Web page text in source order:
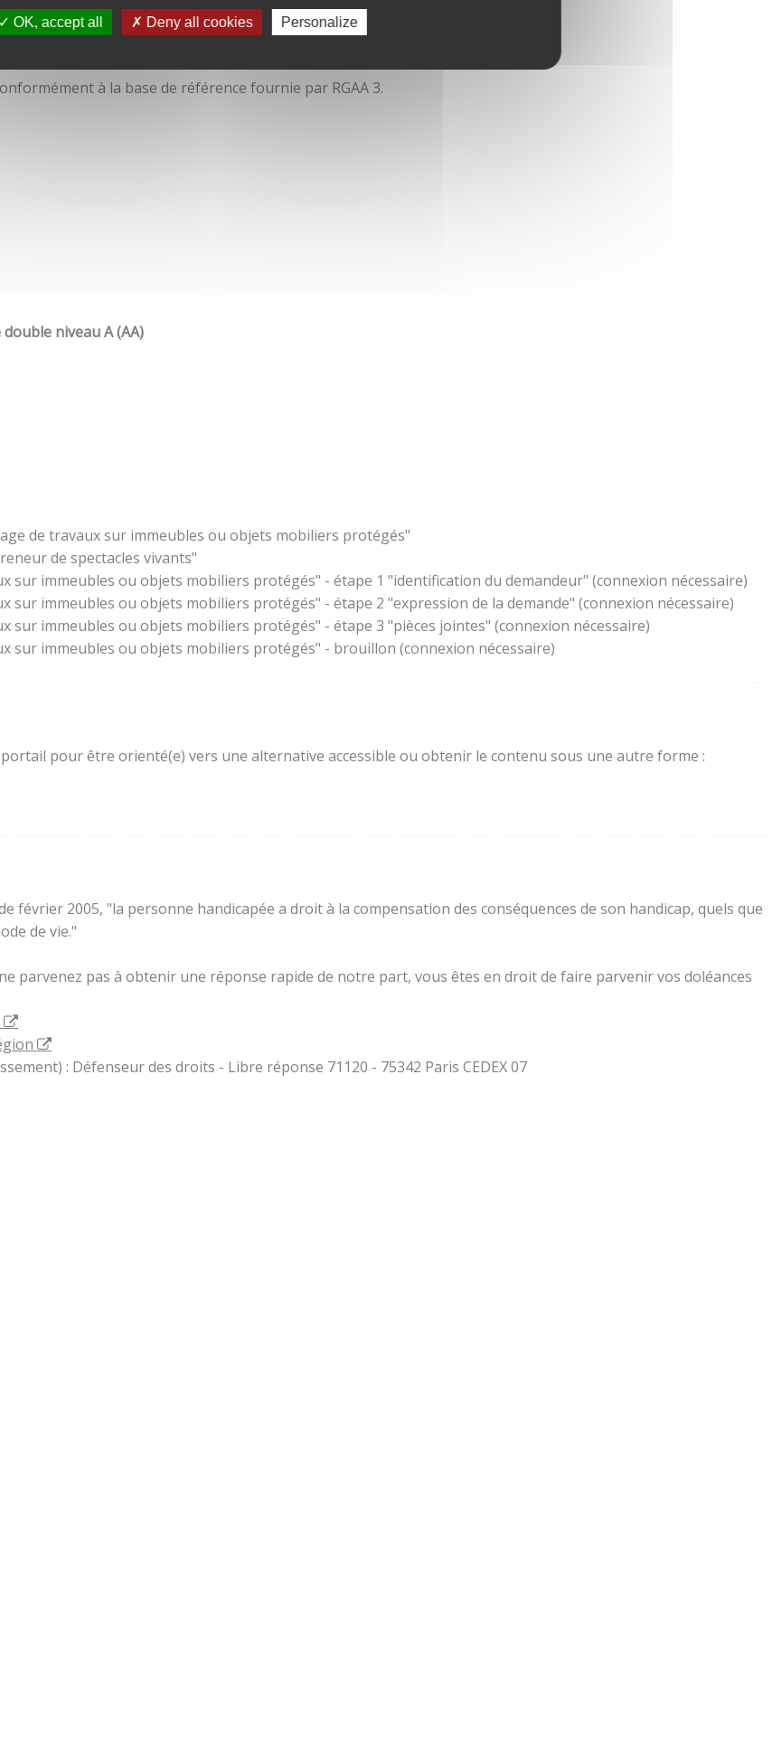
OK, accept all Deny all cookies Personalize
à la base de référence fournie par RGAA 3.
niveau A (AA)
de travaux sur immeubles ou objets mobiliers protégés"
de spectacles vivants"
sur immeubles ou objets mobiliers protégés" - étape 1 "identification du demandeur" (connexion nécessaire)
sur immeubles ou objets mobiliers protégés" - étape 2 "expression de la demande" (connexion nécessaire)
sur immeubles ou objets mobiliers protégés" - étape 3 "pièces jointes" (connexion nécessaire)
sur immeubles ou objets mobiliers protégés" - brouillon (connexion nécessaire)
pour être orienté(e) vers une alternative accessible ou obtenir le contenu sous une autre forme :
février 2005, "la personne handicapée a droit à la compensation des conséquences de son handicap, quels que
de vie."
parvenez pas à obtenir une réponse rapide de notre part, vous êtes en droit de faire parvenir vos doléances
: Défenseur des droits - Libre réponse 71120 - 75342 Paris CEDEX 07